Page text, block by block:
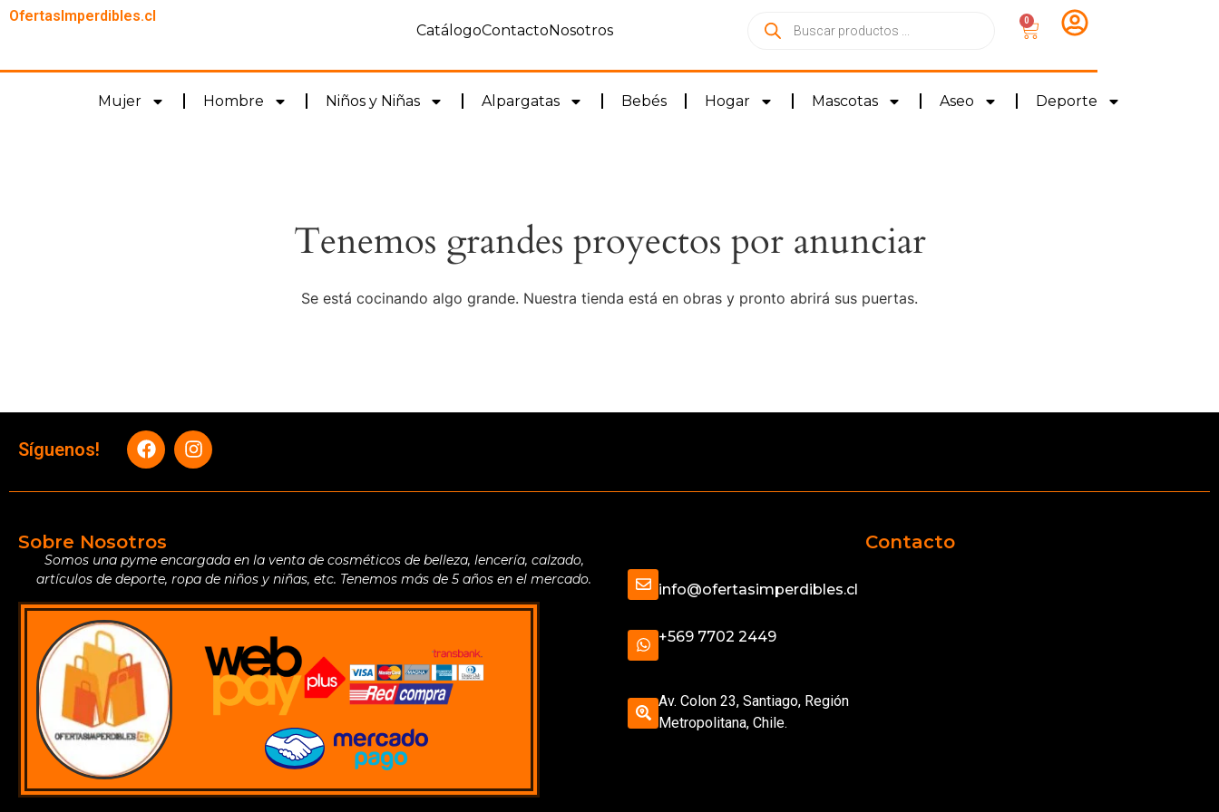
OfertasImperdibles.cl
CatálogoContactoNosotros
0
Mujer Hombre Niños y Niñas Alpargatas Bebés Hogar Mascotas Aseo Deporte
Tenemos grandes proyectos por anunciar
Se está cocinando algo grande. Nuestra tienda está en obras y pronto abrirá sus puertas.
Síguenos!
Sobre Nosotros
Somos una pyme encargada en la venta de cosméticos de belleza, lencería, calzado,
artículos de deporte, ropa de niños y niñas, etc. Tenemos más de 5 años en el mercado.
Contacto
info@ofertasimperdibles.cl
+569 7702 2449
Av. Colon 23, Santiago, Región
Metropolitana, Chile.